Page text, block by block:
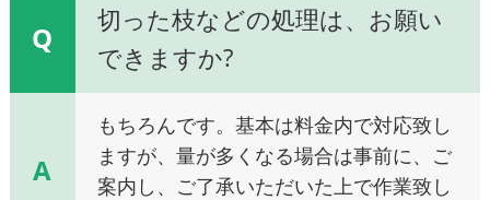
Q
切った枝などの処理は、お願い
できますか?
A
もちろんです。基本は料金内で対応致し
ますが、量が多くなる場合は事前に、ご
案内し、ご了承いただいた上で作業致し